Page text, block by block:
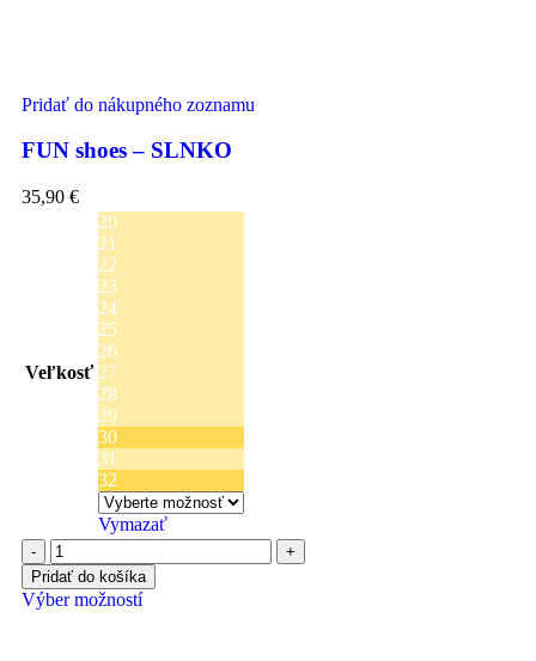
Pridať do nákupného zoznamu
FUN shoes – SLNKO
35,90 €
Veľkosť
20
21
22
23
24
25
26
27
28
29
30
31
32
Vymazať
Pridať do košíka
Výber možností